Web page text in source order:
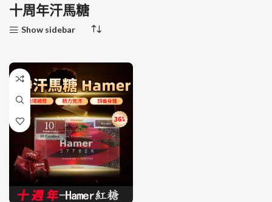
十周年汗馬糖
Show sidebar